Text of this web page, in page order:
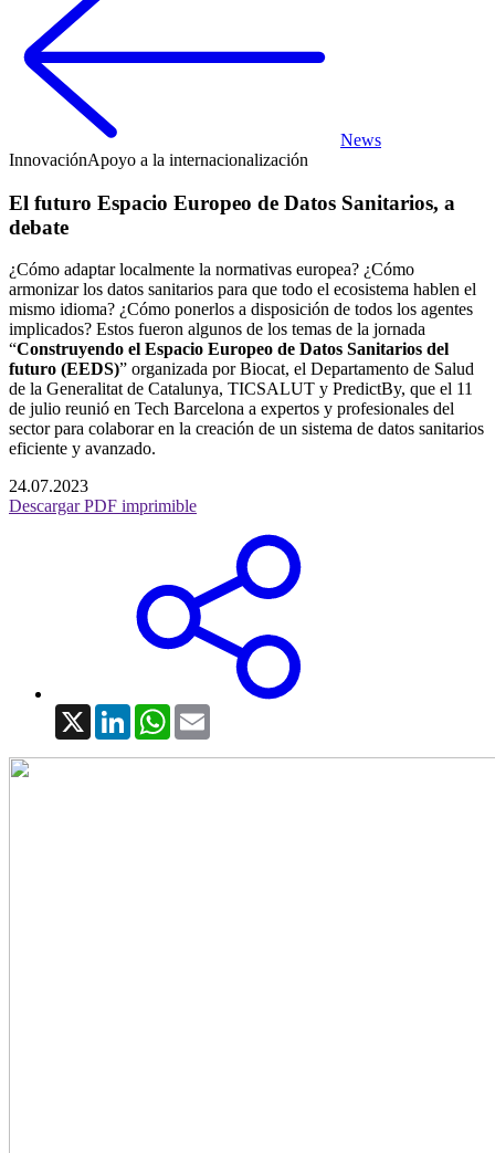
News
InnovaciónApoyo a la internacionalización
El futuro Espacio Europeo de Datos Sanitarios, a
debate
¿Cómo adaptar localmente la normativas europea? ¿Cómo
armonizar los datos sanitarios para que todo el ecosistema hablen el
mismo idioma? ¿Cómo ponerlos a disposición de todos los agentes
implicados? Estos fueron algunos de los temas de la jornada
“Construyendo el Espacio Europeo de Datos Sanitarios del
futuro (EEDS)” organizada por Biocat, el Departamento de Salud
de la Generalitat de Catalunya, TICSALUT y PredictBy, que el 11
de julio reunió en Tech Barcelona a expertos y profesionales del
sector para colaborar en la creación de un sistema de datos sanitarios
eficiente y avanzado.
24.07.2023
Descargar PDF imprimible
X LinkedInWhatsApp